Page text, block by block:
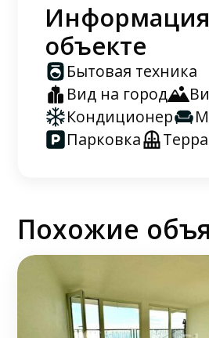
объекте
Бытовая техника
Вид на город
Кондиционер
Парковка
Похожие